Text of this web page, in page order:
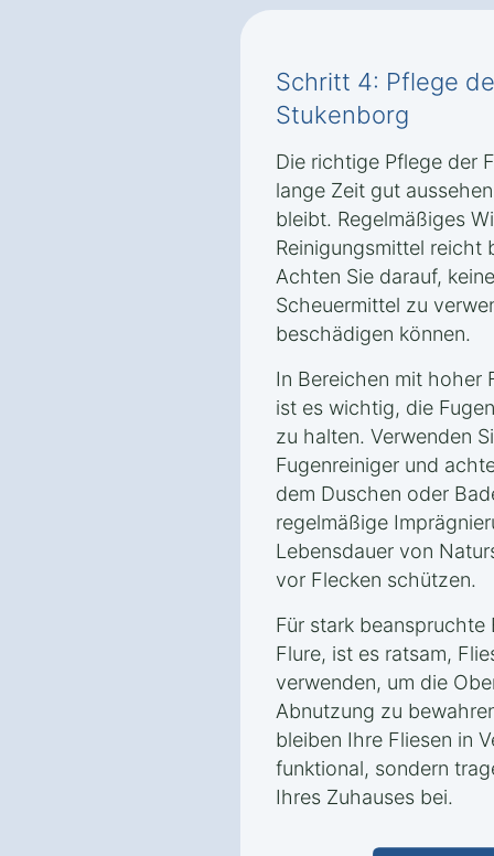
Schritt 4: Pflege
Stukenborg
Die richtige Pflege der
lange Zeit gut
bleibt. Regelmäßiges
Reinigungsmittel reicht
Achten Sie darauf,
Scheuermittel zu
beschädigen können.
In Bereichen mit hoher
ist es wichtig, die
zu halten. Verwenden
Fugenreiniger und
dem Duschen oder
regelmäßige
Lebensdauer von
vor Flecken schützen.
Für stark
Flure, ist es ratsam,
verwenden, um die
Abnutzung zu
bleiben Ihre Fliesen in
funktional, sondern
Ihres Zuhauses bei.